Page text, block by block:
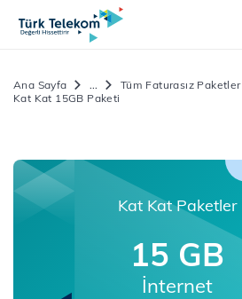
Ana Sayfa ...
Tüm Faturasız Paketler
Kat Kat 15GB Paketi
Kat Kat Paketler
15 GB
İnternet